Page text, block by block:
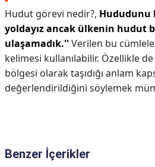
Hudut görevi nedir?, Hududunu
yoldayız ancak ülkenin hudut
ulaşamadık.''Verilen bu
kelimesi kullanılabilir. Özellikle
bölgesi olarak taşıdığı anlam
değerlendirildiğini söylemek
Benzer İçerikler